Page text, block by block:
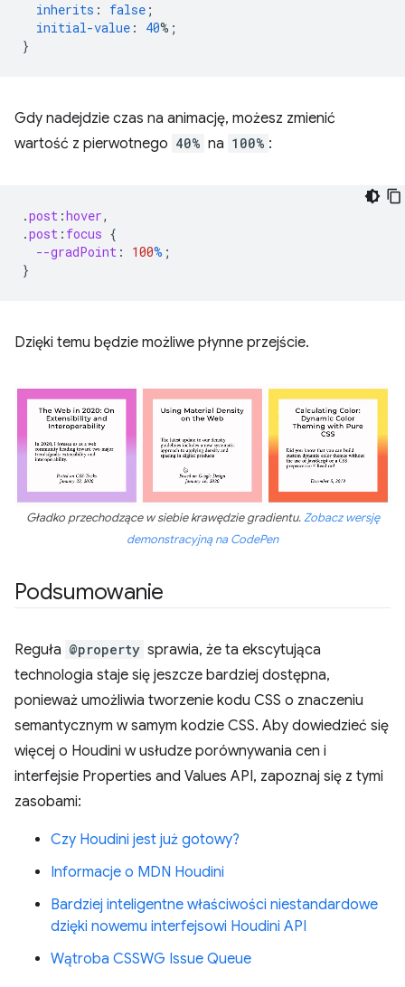
inherits : false ;
initial-value : 40%;
}
Gdy nadejdzie czas na animację, możesz zmienić
wartość z pierwotnego 40% na 100% :
.post :hover,
.post : focus {
--gradPoint : 100% ;
}
Dzięki temu będzie możliwe płynne przejście.
Gładko przechodzące w siebie krawędzie gradientu.Zobacz wersję
demonstracyjną na CodePen
Podsumowanie
Reguła @property sprawia, że ta ekscytująca
technologia staje się jeszcze bardziej dostępna,
ponieważ umożliwia tworzenie kodu CSS o znaczeniu
semantycznym w samym kodzie CSS. Aby dowiedzieć się
więcej o Houdini w usłudze porównywania cen i
interfejsie Properties and Values API, zapoznaj się z tymi
zasobami:
Czy Houdini jest już gotowy?
Informacje o MDN Houdini
Bardziej inteligentne właściwości niestandardowe
dzięki nowemu interfejsowi Houdini API
Wątroba CSSWG Issue Queue